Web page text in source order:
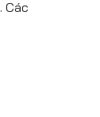
. Các